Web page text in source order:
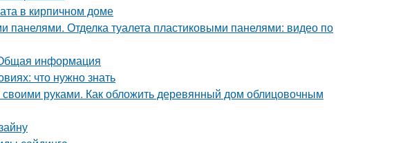
в кирпичном доме
панелями. Отделка туалета пластиковыми панелями: видео по
информация
что нужно знать
руками. Как обложить деревянный дом облицовочным